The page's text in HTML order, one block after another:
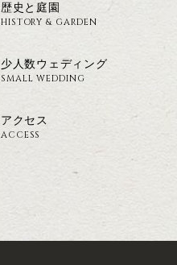
歴史と庭園
HISTORY & GARDEN
少人数ウェディング
SMALL WEDDING
アクセス
ACCESS